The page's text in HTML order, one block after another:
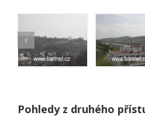
Pohledy z druhého